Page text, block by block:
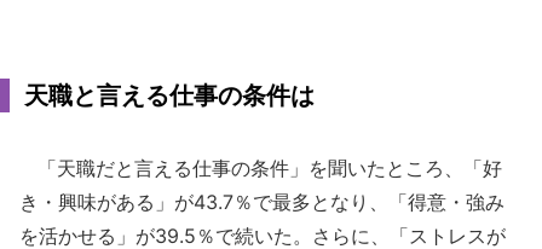
天職と言える仕事の条件は
「天職だと言える仕事の条件」を聞いたところ、「好
き・興味がある」が43.7％で最多となり、「得意・強み
を活かせる」が39.5％で続いた。さらに、「ストレスが